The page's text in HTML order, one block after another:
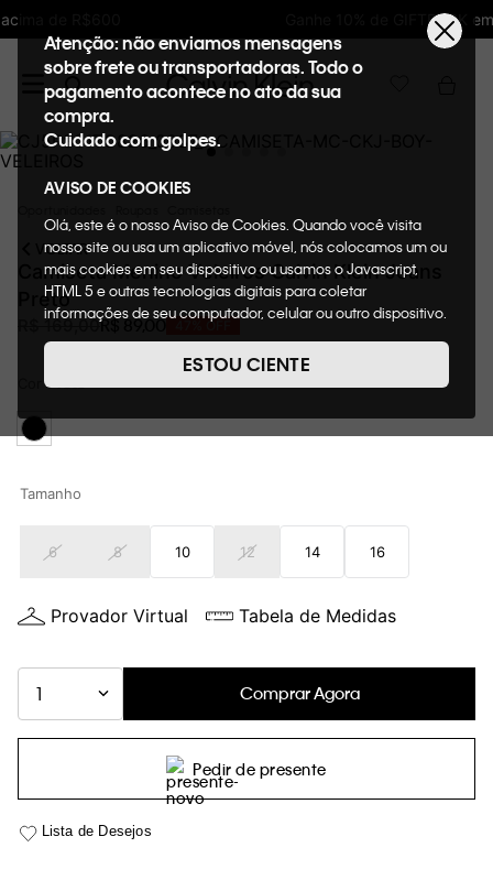
Atenção: não enviamos mensagens
sobre frete ou transportadoras. Todo o
pagamento acontece no ato da sua
compra.
Cuidado com golpes.
AVISO DE COOKIES
Olá, este é o nosso Aviso de Cookies. Quando você visita
nosso site ou usa um aplicativo móvel, nós colocamos um ou
mais cookies em seu dispositivo ou usamos o Javascript,
HTML 5 e outras tecnologias digitais para coletar
informações de seu computador, celular ou outro dispositivo.
de cookies, informaremos quais cookies usaremos e quais
suas funções. A forma como processamos os dados
nosso Aviso de Privacidade. Quando você visita nosso site,
consideraremos isso como sua solicitação específica para
entre outros, a capacidade de comprar um item em nossa
Cookies acesse o link.
ESTOU CIENTE
VOLTAR
Camiseta Menino Veleiros Calvin Klein Jeans
Preto
169,00R$89,00 OFF
CorPreto
Tamanho
6 8 10 12 14 16
Provador Virtual Tabela de Medidas
1 Comprar Agora
Pedir de presente